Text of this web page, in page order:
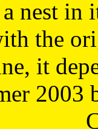
nest in
the
it
2003